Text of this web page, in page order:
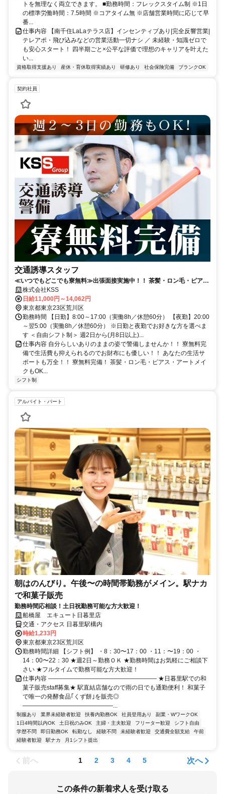
トを無理なく両立できます。 ■勤務時間：フレックスタイム制 ※1日
の標準労働時間：7.5時間 ※コアタイム無 ※店舗営業時間に応じて早
番...
仕事内容 【南千住LaLaテラス店】インセンティブあり|完全反響営業|
テレアポ・飛び込みなどの営業活動一切ナシ ／ 未経験・知識ゼロで
も安心スタート！ 四半期ごと×公平な評価で理想のキャリアを叶えた
い...
資格取得支援あり 産休・育休取得実績あり 研修あり 社会保険完備 ブランクOK
契約社員
交通誘導スタッフ
≪いつでもどこでも寮無料≫出張面接実施中！！ 茶髪・ロン毛・ピア
ス・アートメイクOK★
株式会社KSS
日給11,000円～14,062円
東京都東京23区荒川区
勤務時間 【日勤】8:00～17:00（実働8h／休憩60分） 【夜勤】20:00
～翌5:00（実働8h／休憩60分） ※日勤と夜勤でお好きな方を選べま
す ＜自由シフト制＞ 週2日から(月8日以上)...
仕事内容 自分らしいありのままの姿で警備しませんか！！ 寮無料完
備で生活費も抑えられるのでお財布にも優しい！！ あなたの生活サ
ポートも万全！！ 寮無料完備！ 茶髪・ロン毛・ピアス・アートメイ
クもOK...
シフト制
アルバイト・パート
朝はのんびり。午後〜の時間帯勤務がメイン。駅ナカ
で和菓子販売
勤務時間応相談！土日祝勤務可能な方大歓迎！
船橋屋 エキュート日暮里店
交通・アクセス 日暮里駅構内
時給1,233円
東京都東京23区荒川区
勤務時間詳細 【シフト例】 ・8：30〜17：00 ・11：〜19：00 ・
14：00〜22：30 ★週2日～勤務ＯＫ ★勤務時間はお気軽にご相談下
さい ★フルタイムで勤務可能な方大歓迎！
仕事内容 ―――――――――――――――――― ★日暮里駅での和
菓子販売staff募集★ 駅直結店舗なので雨の日でも通勤便利！ 和菓子
で唯一の発酵食品｢くず餅｣を販売◎
―――――――――――――――...
制服あり 業界未経験者歓迎 扶養内勤務OK 社員登用あり
副業・WワークOK
1日4時間以内OK
土日祝のみOK 主婦・主夫歓迎 フリーター歓迎
シフト自由
学歴不問
即日勤務OK 転勤なし 経験不問 未経験者歓迎 交通費全額支給
午前
経験者歓迎
駅ナカ 月1シフト提出
前へ 1 2 3 4 5 次へ
この条件の新着求人を受け取る